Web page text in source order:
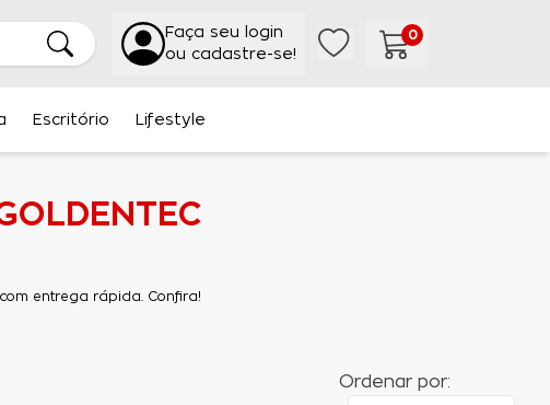
Faça seu login
ou cadastre-se!
0
Escritório Lifestyle
entrega rápida. Confira!
Ordenar por: